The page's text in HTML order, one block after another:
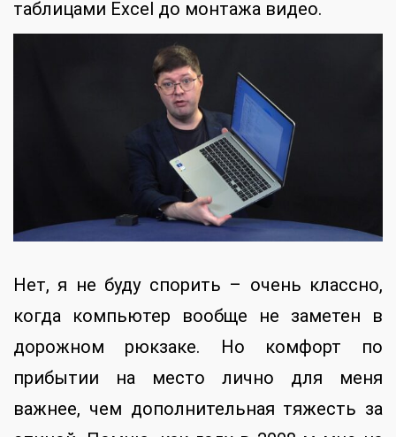
таблицами Excel до монтажа видео.
Нет, я не буду спорить – очень классно,
когда компьютер вообще не заметен в
дорожном рюкзаке. Но комфорт по
прибытии на место лично для меня
важнее, чем дополнительная тяжесть за